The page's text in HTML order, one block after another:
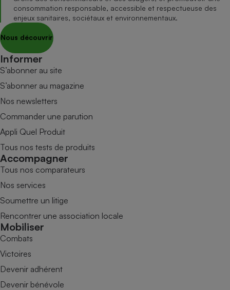
consommation responsable, accessible et respectueuse des
enjeux sanitaires, sociétaux et environnementaux.
Nous découvrir
Informer
S’abonner au site
S’abonner au magazine
Nos newsletters
Commander une parution
Appli Quel Produit
Tous nos tests de produits
Accompagner
Tous nos comparateurs
Nos services
Soumettre un litige
Rencontrer une association locale
Mobiliser
Combats
Victoires
Devenir adhérent
Devenir bénévole